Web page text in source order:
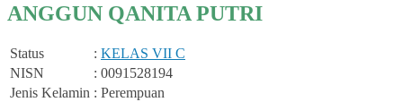
ANGGUN QANITA PUTRI
Status : KELAS VII C
NISN
: 0091528194
Jenis Kelamin : Perempuan